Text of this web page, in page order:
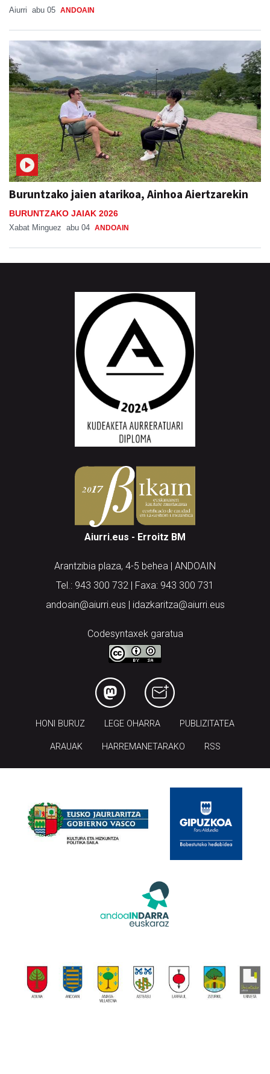
Aiurri abu 05 ANDOAIN
Buruntzako jaien atarikoa, Ainhoa Aiertzarekin
BURUNTZAKO JAIAK 2026
Xabat Minguez abu 04 ANDOAIN
Aiurri.eus - Erroitz BM
Arantzibia plaza, 4-5 behea | ANDOAIN
Tel.: 943 300 732 | Faxa: 943 300 731
andoain@aiurri.eus | idazkaritza@aiurri.eus
Codesyntaxek garatua
HONI BURUZ LEGE OHARRA PUBLIZITATEA
ARAUAK HARREMANETARAKO RSS